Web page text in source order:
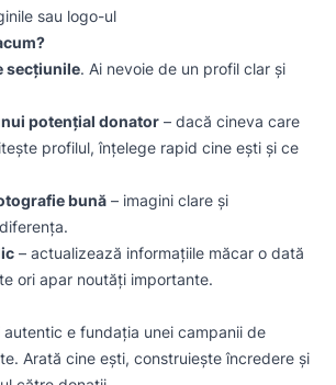
sau logo-ul
secțiunile. Ai nevoie de un profil clar și
potențial donator – dacă cineva care
profilul, înțelege rapid cine ești și ce
bună – imagini clare și
– actualizează informațiile măcar o dată
ori apar noutăți importante.
e fundația unei campanii de
Arată cine ești, construiește încredere și